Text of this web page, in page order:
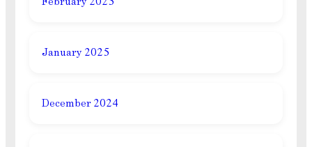
January 2025
December 2024